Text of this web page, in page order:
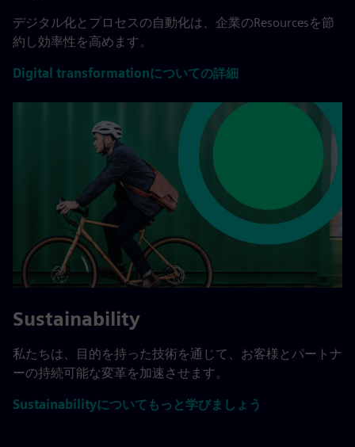
デジタル化とプロセスの自動化は、企業のResourcesを節
約し効率性を高めます。
Digital transformationについての詳細
Sustainability
私たちは、目的を持った技術を通じて、お客様とパートナ
ーの持続可能な変革を加速させます。
Sustainabilityについてもっと学びましょう